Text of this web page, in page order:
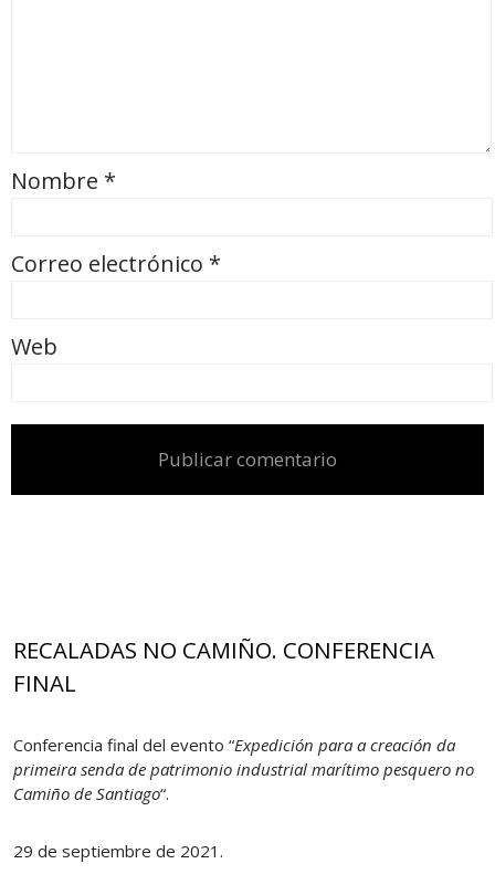
Nombre *
Correo electrónico *
Web
RECALADAS NO CAMIÑO. CONFERENCIA
FINAL
Conferencia final del evento “Expedición para a creación da
primeira senda de patrimonio industrial marítimo pesquero no
Camiño de Santiago“.
29 de septiembre de 2021.